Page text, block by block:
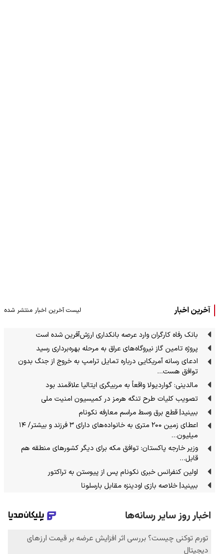
آخرین اخبار لیست آخرین اخبار منتشر شده
بانک رفاه کارگران وارد عرصه بانکداری ارزش‌آفرین شده است
پروژه تامین گاز نیروگاه‌های عراق به مرحله بهره‌برداری رسید
ادعای رسانه آمریکایی درباره تمایل ترامپ به خروج از جنگ بدون
توافق هست…
مالدینی: گواردیولا واقعاً به مربیگری ایتالیا علاقمند بود
تصویب کلیات طرح تنگه هرمز در کمیسیون امنیت ملی
ببینید| قطع برق وسط مراسم معارفه نکونام
اعطای زمین ۲۰۰ متری به خانواده‌های دارای ۳ فرزند و بیشتر/ ۱۴
میلیون…
وزیر خارجه پاکستان: توافق مکه برای دیگر کشورهای منطقه هم
قابل…
اولین کنفرانس خبری نکونام پس از پیوستن به تراکتور
ببینید| خلاصه بازی اودینزه مقابل بارسلونا